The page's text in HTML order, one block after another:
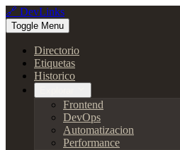
🔗 DevLinks
Toggle Menu
Directorio
Etiquetas
Historico
Frontend
DevOps
Automatizacion
Performance